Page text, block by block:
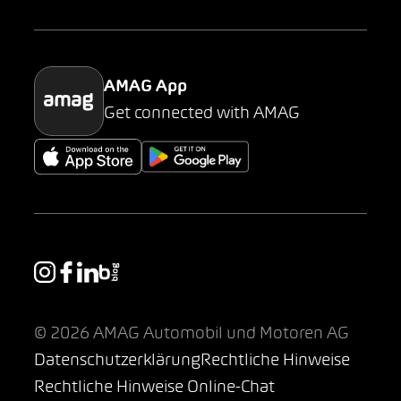
Parking
AMAG App
Get connected with AMAG
© 2026 AMAG Automobil und Motoren AG
DatenschutzerklärungRechtliche Hinweise
Rechtliche Hinweise Online-Chat